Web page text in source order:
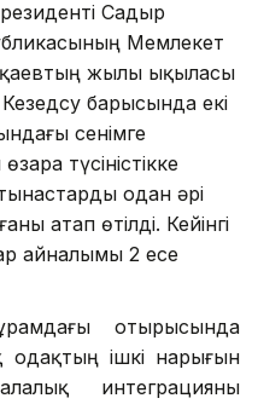
Садыр
Мемлекет
жылы ықыласы
Кезедсу барысында екі
сенімге
түсіністікке
одан әрі
атап өтілді. Кейінгі
айналымы 2 есе
отырысында
одақтың ішкі нарығын
интеграцияны